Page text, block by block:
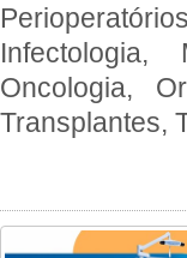
Infectologia,
Oncologia,
Transplantes,